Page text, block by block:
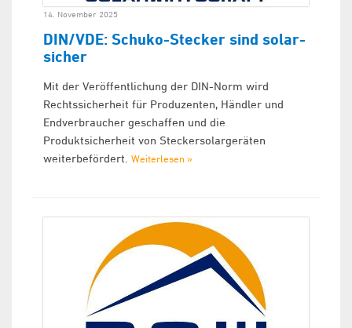
14. November 2025
DIN/VDE: Schuko-Stecker sind solar-
sicher
Mit der Veröffentlichung der DIN-Norm wird
Rechtssicherheit für Produzenten, Händler und
Endverbraucher geschaffen und die
Produktsicherheit von Steckersolargeräten
weiterbefördert. Weiterlesen »